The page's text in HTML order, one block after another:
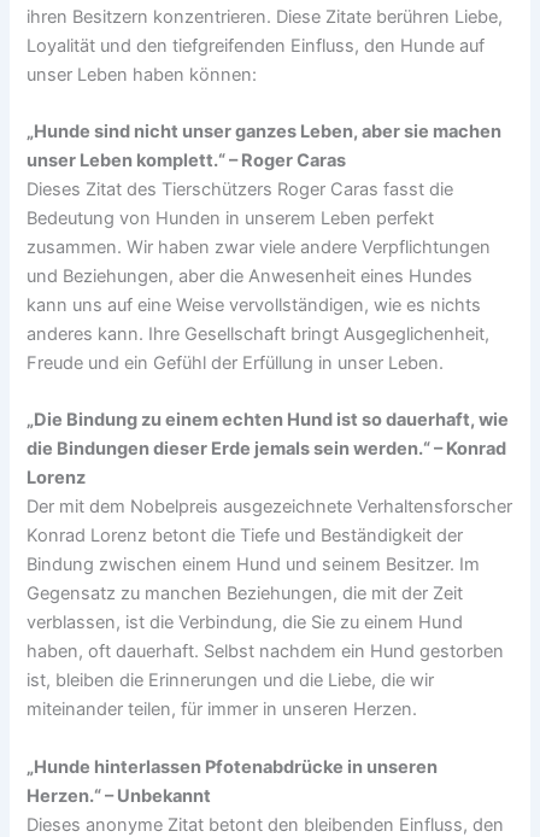
ihren Besitzern konzentrieren. Diese Zitate berühren Liebe,
Loyalität und den tiefgreifenden Einfluss, den Hunde auf
unser Leben haben können:
„Hunde sind nicht unser ganzes Leben, aber sie machen
unser Leben komplett.“ – Roger Caras
Dieses Zitat des Tierschützers Roger Caras fasst die
Bedeutung von Hunden in unserem Leben perfekt
zusammen. Wir haben zwar viele andere Verpflichtungen
und Beziehungen, aber die Anwesenheit eines Hundes
kann uns auf eine Weise vervollständigen, wie es nichts
anderes kann. Ihre Gesellschaft bringt Ausgeglichenheit,
Freude und ein Gefühl der Erfüllung in unser Leben.
„Die Bindung zu einem echten Hund ist so dauerhaft, wie
die Bindungen dieser Erde jemals sein werden.“ – Konrad
Lorenz
Der mit dem Nobelpreis ausgezeichnete Verhaltensforscher
Konrad Lorenz betont die Tiefe und Beständigkeit der
Bindung zwischen einem Hund und seinem Besitzer. Im
Gegensatz zu manchen Beziehungen, die mit der Zeit
verblassen, ist die Verbindung, die Sie zu einem Hund
haben, oft dauerhaft. Selbst nachdem ein Hund gestorben
ist, bleiben die Erinnerungen und die Liebe, die wir
miteinander teilen, für immer in unseren Herzen.
„Hunde hinterlassen Pfotenabdrücke in unseren
Herzen.“ – Unbekannt
Dieses anonyme Zitat betont den bleibenden Einfluss, den